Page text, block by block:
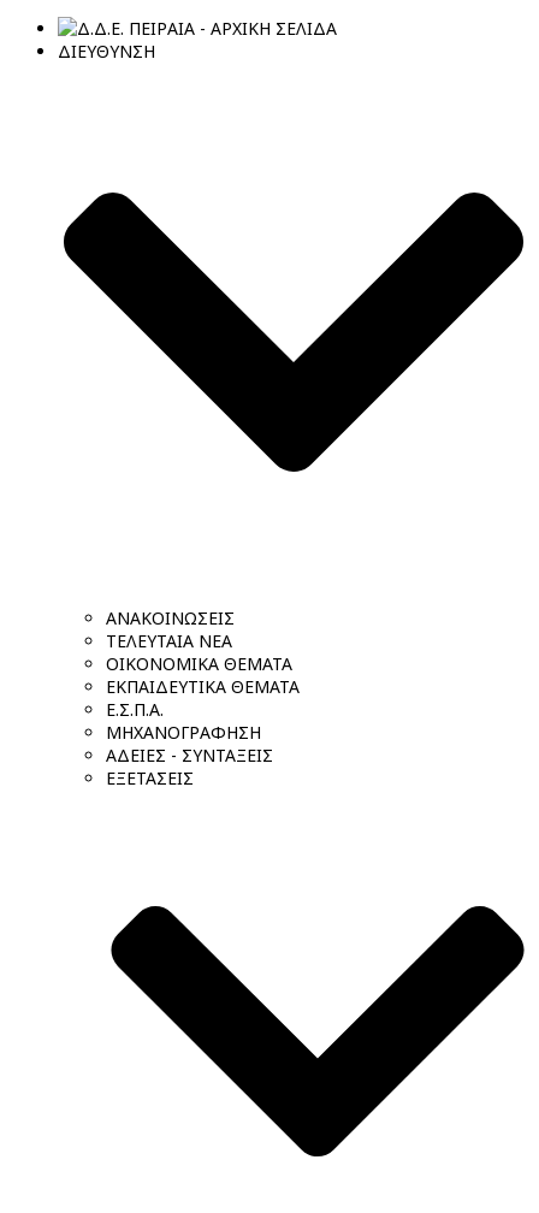
ΔΙΕΥΘΥΝΣΗ
ΑΝΑΚΟΙΝΩΣΕΙΣ
ΤΕΛΕΥΤΑΙΑ ΝΕΑ
ΟΙΚΟΝΟΜΙΚΑ ΘΕΜΑΤΑ
ΕΚΠΑΙΔΕΥΤΙΚΑ ΘΕΜΑΤΑ
Ε.Σ.Π.Α.
ΜΗΧΑΝΟΓΡΑΦΗΣΗ
ΑΔΕΙΕΣ - ΣΥΝΤΑΞΕΙΣ
ΕΞΕΤΑΣΕΙΣ